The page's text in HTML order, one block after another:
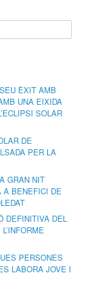
ÈXIT AMB
UNA EIXIDA
SOLAR
DE
PER LA
GRAN NIT
A BENEFICI DE
DEFINITIVA DEL
PERSONES
LABORA JOVE I